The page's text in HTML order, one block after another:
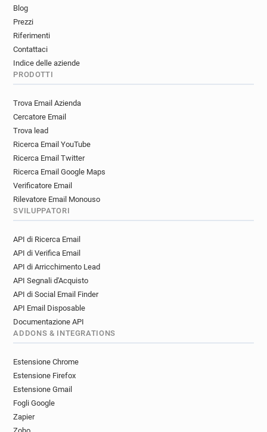
Blog
Prezzi
Riferimenti
Contattaci
Indice delle aziende
PRODOTTI
Trova Email Azienda
Cercatore Email
Trova lead
Ricerca Email YouTube
Ricerca Email Twitter
Ricerca Email Google Maps
Verificatore Email
Rilevatore Email Monouso
SVILUPPATORI
API di Ricerca Email
API di Verifica Email
API di Arricchimento Lead
API Segnali d'Acquisto
API di Social Email Finder
API Email Disposable
Documentazione API
ADDONS & INTEGRATIONS
Estensione Chrome
Estensione Firefox
Estensione Gmail
Fogli Google
Zapier